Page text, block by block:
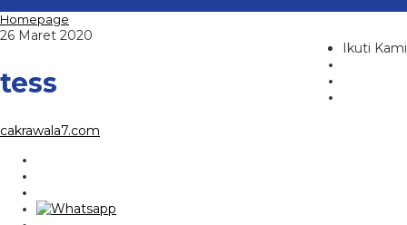
Homepage
Ikuti Kami
26 Maret 2020
tess
cakrawala7.com